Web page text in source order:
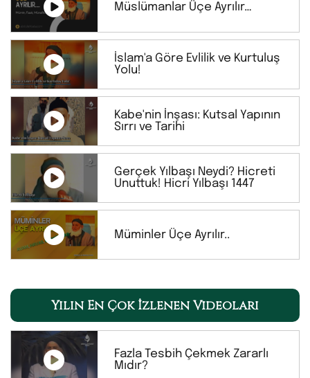
Müslümanlar Üçe Ayrılır…
İslam'a Göre Evlilik ve Kurtuluş
Yolu!
Kabe'nin İnşası: Kutsal Yapının
Sırrı ve Tarihi
Gerçek Yılbaşı Neydi? Hicreti
Unuttuk! Hicri Yılbaşı 1447
Müminler Üçe Ayrılır..
Yılın En Çok İzlenen Videoları
Fazla Tesbih Çekmek Zararlı
Mıdır?